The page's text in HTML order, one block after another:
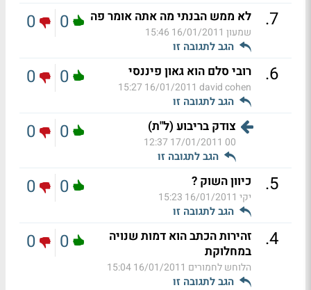
7
. לא ממש הבנתי מה אתה אומר פה
שמעון 16/01/2011 15:46
הגב לתגובה זו
0
0
6
. רובי סלם הוא גאון פיננסי
david cohen
16/01/2011 15:27
הגב לתגובה זו
0
0
צודק בריבוע (ל"ת)
00
17/01/2011 12:37
הגב לתגובה זו
0
0
5
. כיוון השוק ?
יקי 16/01/2011 15:23
הגב לתגובה זו
0
0
4
.
זהירות הכתב הוא דמות שנויה
במחלוקת
הלוחש לחמורים 16/01/2011 15:04
הגב לתגובה זו
0
0